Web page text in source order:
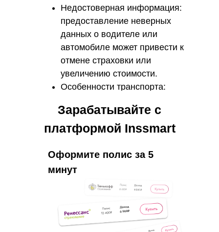
Недостоверная информация:
предоставление неверных
данных о водителе или
автомобиле может привести к
отмене страховки или
увеличению стоимости.
Особенности транспорта:
двигателя, наличие систем
безопасности.
регулярность страховых
выплат в прошлом также
Оформите полис за 5
минут
Зарабатывайте с
платформой Inssmart